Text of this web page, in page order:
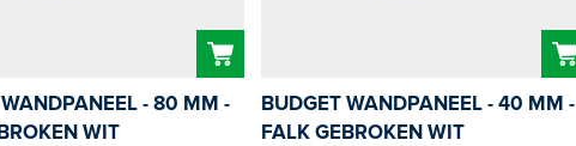
- 80 MM -
WIT
BUDGET WANDPANEEL - 40 MM -
FALK GEBROKEN WIT